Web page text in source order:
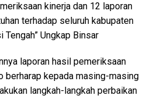
kinerja dan 12 laporan
terhadap seluruh kabupaten
Ungkap Binsar
laporan hasil pemeriksaan
berharap kepada masing-masing
langkah-langkah perbaikan